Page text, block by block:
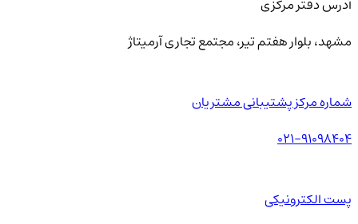
آدرس دفتر مرکزی
مشهد، بلوار هفتم تیر، مجتمع تجاری آرمیتاژ
شماره مرکز پشتیبانی مشتریان
021-91098404
پست الکترونیکی